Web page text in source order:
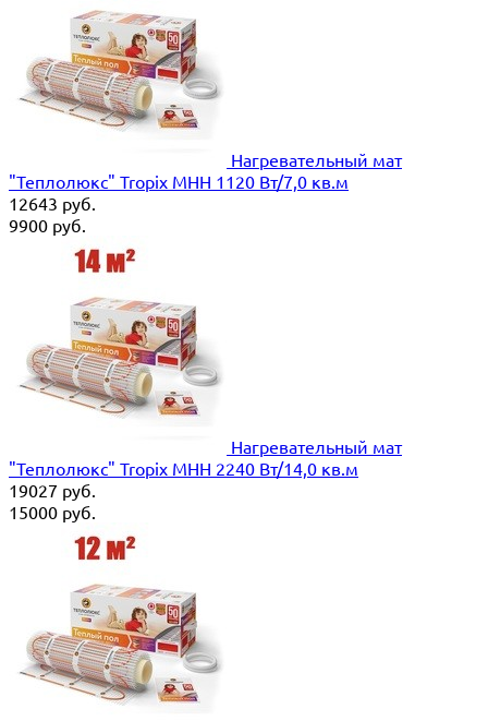
Нагревательный мат
"Теплолюкс" Tropix МНН 1120 Вт/7,0 кв.м
12643 руб.
9900 руб.
Нагревательный мат
"Теплолюкс" Tropix МНН 2240 Вт/14,0 кв.м
19027 руб.
15000 руб.